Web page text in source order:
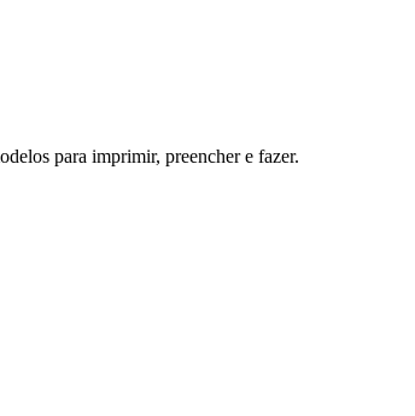
para imprimir, preencher e fazer.